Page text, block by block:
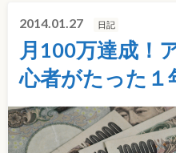
2014.01.27 日記
月100万達成！
心者がたった